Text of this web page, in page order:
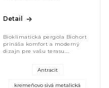
Detail
Bioklimatická pergola Biohort
prináša komfort a moderný
dizajn pre vašu terasu.
svetlo aj teplotu, integrovaný
Antracit
kremeňovo sivá metalická